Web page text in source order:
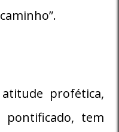
profética,
tem